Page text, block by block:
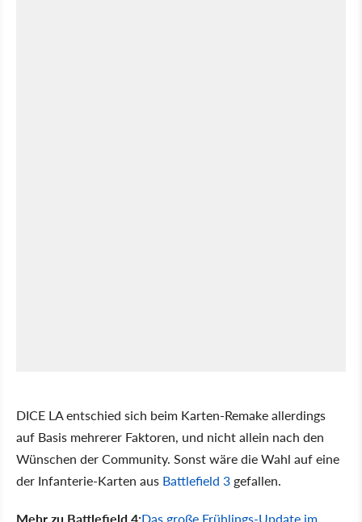
DICE LA entschied sich beim Karten-Remake allerdings
auf Basis mehrerer Faktoren, und nicht allein nach den
Wünschen der Community. Sonst wäre die Wahl auf eine
der Infanterie-Karten aus Battlefield 3 gefallen.
Mehr zu Battlefield 4:Das große Frühlings-Update im